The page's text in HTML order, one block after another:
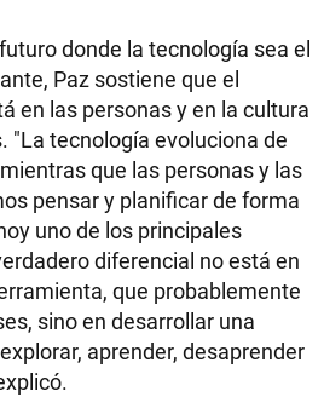
donde la tecnología sea el
Paz sostiene que el
en las personas y en la cultura
"La tecnología evoluciona de
que las personas y las
pensar y planificar de forma
uno de los principales
diferencial no está en
que probablemente
sino en desarrollar una
aprender, desaprender